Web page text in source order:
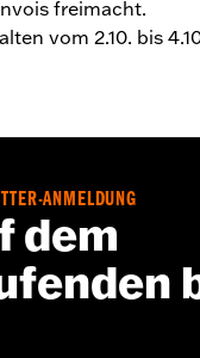
freimacht.
vom 2.10. bis
ANMELDUNG
dem